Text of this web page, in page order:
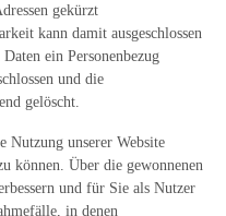
gekürzt
kann damit ausgeschlossen
ein Personenbezug
und die
gelöscht.
unserer Website
können. Über die gewonnenen
und für Sie als Nutzer
in denen